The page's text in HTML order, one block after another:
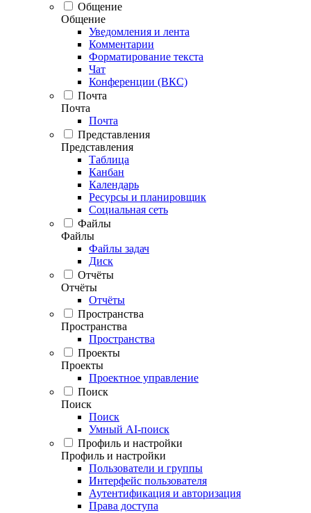
Общение
Общение
Уведомления и лента
Комментарии
Форматирование текста
Чат
Конференции (ВКС)
Почта
Почта
Почта
Представления
Представления
Таблица
Канбан
Календарь
Ресурсы и планировщик
Социальная сеть
Файлы
Файлы
Файлы задач
Диск
Отчёты
Отчёты
Отчёты
Пространства
Пространства
Пространства
Проекты
Проекты
Проектное управление
Поиск
Поиск
Поиск
Умный AI-поиск
Профиль и настройки
Профиль и настройки
Пользователи и группы
Интерфейс пользователя
Аутентификация и авторизация
Права доступа